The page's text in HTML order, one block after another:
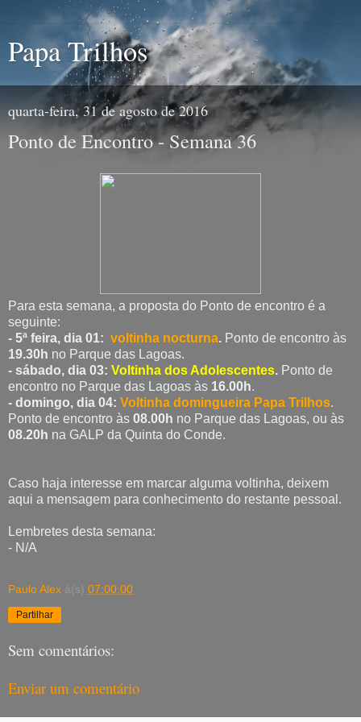
Papa Trilhos
quarta-feira, 31 de agosto de 2016
Ponto de Encontro - Semana 36
Para esta semana, a proposta do Ponto de encontro é a
seguinte:
- 5ª feira, dia 01: voltinha nocturna. Ponto de encontro às
19.30h no Parque das Lagoas.
- sábado, dia 03: Voltinha dos Adolescentes. Ponto de
encontro no Parque das Lagoas às 16.00h.
- domingo, dia 04: Voltinha domingueira Papa Trilhos.
Ponto de encontro às 08.00h no Parque das Lagoas, ou às
08.20h na GALP da Quinta do Conde.
Caso haja interesse em marcar alguma voltinha, deixem
aqui a mensagem para conhecimento do restante pessoal.
Lembretes desta semana:
- N/A
Paulo Alex à(s) 07:00:00
Partilhar
Sem comentários:
Enviar um comentário